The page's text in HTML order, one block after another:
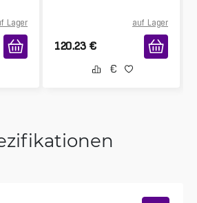
Lager auf Lager
120.23 €